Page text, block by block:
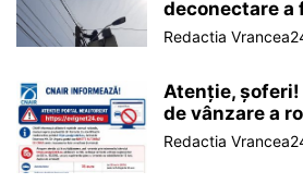
deconectare a
Redactia
Atenție,
de vânzare a
Redactia